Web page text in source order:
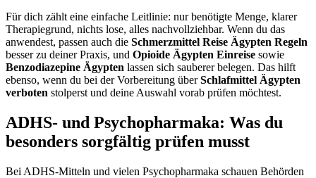
Für dich zählt eine einfache Leitlinie: nur benötigte Menge, klarer
Therapiegrund, nichts lose, alles nachvollziehbar. Wenn du das
anwendest, passen auch die Schmerzmittel Reise Ägypten Regeln
besser zu deiner Praxis, und Opioide Ägypten Einreise sowie
Benzodiazepine Ägypten lassen sich sauberer belegen. Das hilft
ebenso, wenn du bei der Vorbereitung überSchlafmittel Ägypten
verboten stolperst und deine Auswahl vorab prüfen möchtest.
ADHS- und Psychopharmaka: Was du
besonders sorgfältig prüfen musst
Bei ADHS-Mitteln und vielen Psychopharmaka schauen Behörden